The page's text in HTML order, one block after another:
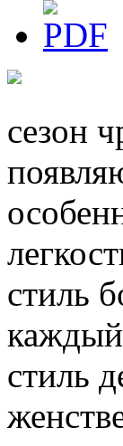
сезон
стиль
каждый
стиль